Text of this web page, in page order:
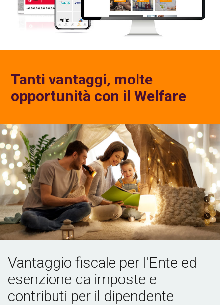
Tanti vantaggi, molte
opportunità con il Welfare
Vantaggio fiscale per l'Ente ed
esenzione da imposte e
contributi per il dipendente